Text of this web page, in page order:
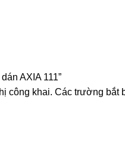
AXIA 111”
công khai. Các trường bắt